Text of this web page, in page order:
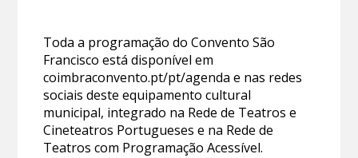
Toda a programação do Convento São
Francisco está disponível em
coimbraconvento.pt/pt/agenda e nas redes
sociais deste equipamento cultural
municipal, integrado na Rede de Teatros e
Cineteatros Portugueses e na Rede de
Teatros com Programação Acessível.